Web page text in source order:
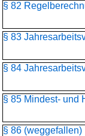
§ 82
§ 83
§ 84
§ 85 Mindest- und
§ 86 (weggefallen)